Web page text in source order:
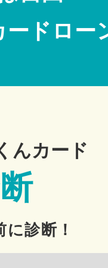
ードロー
んカード
診断！